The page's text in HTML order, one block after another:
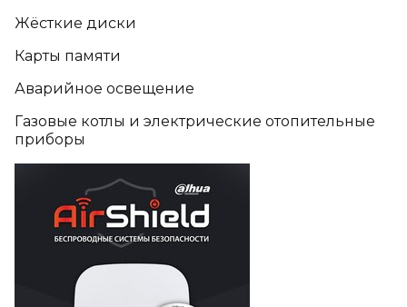
Жёсткие диски
Карты памяти
Аварийное освещение
Газовые котлы и электрические отопительные
приборы